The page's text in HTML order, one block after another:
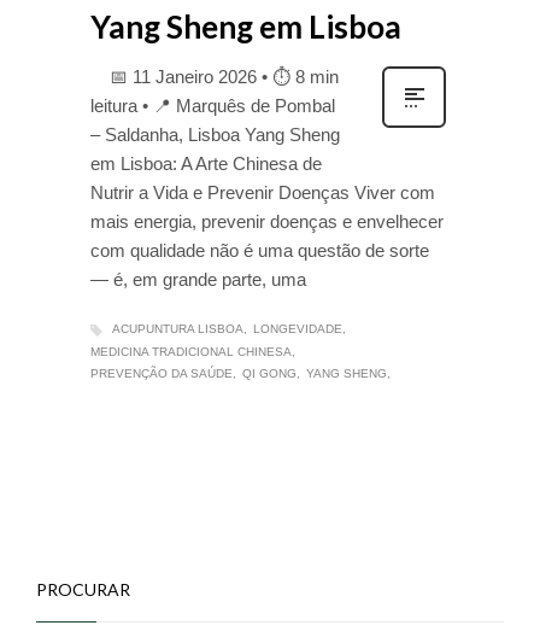
Yang Sheng em Lisboa
📅 11 Janeiro 2026 • ⏱ 8 min
leitura • 📍 Marquês de Pombal
– Saldanha, Lisboa Yang Sheng
em Lisboa: A Arte Chinesa de
Nutrir a Vida e Prevenir Doenças Viver com
mais energia, prevenir doenças e envelhecer
com qualidade não é uma questão de sorte
— é, em grande parte, uma
ACUPUNTURA LISBOA
LONGEVIDADE
MEDICINA TRADICIONAL CHINESA
PREVENÇÃO DA SAÚDE
QI GONG YANG SHENG
PROCURAR